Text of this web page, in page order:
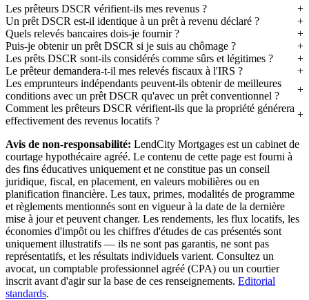
Les prêteurs DSCR vérifient-ils mes revenus ?
Un prêt DSCR est-il identique à un prêt à revenu déclaré ?
Quels relevés bancaires dois-je fournir ?
Puis-je obtenir un prêt DSCR si je suis au chômage ?
Les prêts DSCR sont-ils considérés comme sûrs et légitimes ?
Le prêteur demandera-t-il mes relevés fiscaux à l'IRS ?
Les emprunteurs indépendants peuvent-ils obtenir de meilleures
conditions avec un prêt DSCR qu'avec un prêt conventionnel ?
Comment les prêteurs DSCR vérifient-ils que la propriété générera
effectivement des revenus locatifs ?
Avis de non-responsabilité: LendCity Mortgages est un cabinet de
courtage hypothécaire agréé. Le contenu de cette page est fourni à
des fins éducatives uniquement et ne constitue pas un conseil
juridique, fiscal, en placement, en valeurs mobilières ou en
planification financière. Les taux, primes, modalités de programme
et règlements mentionnés sont en vigueur à la date de la dernière
mise à jour et peuvent changer. Les rendements, les flux locatifs, les
économies d'impôt ou les chiffres d'études de cas présentés sont
uniquement illustratifs — ils ne sont pas garantis, ne sont pas
représentatifs, et les résultats individuels varient. Consultez un
avocat, un comptable professionnel agréé (CPA) ou un courtier
inscrit avant d'agir sur la base de ces renseignements. Editorial
standards.